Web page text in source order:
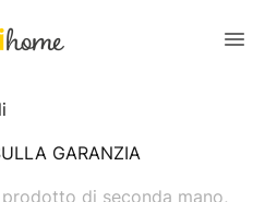
GARANZIA
di seconda mano,